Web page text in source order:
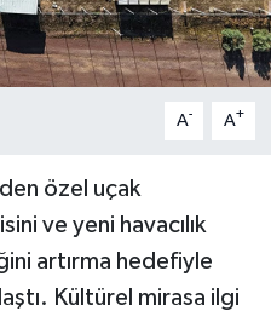
A- A+
özel uçak
ve yeni havacılık
artırma hedefiyle
Kültürel mirasa ilgi